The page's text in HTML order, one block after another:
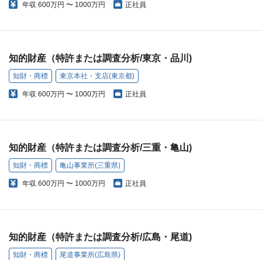
年収 600万円 〜 1000万円 正社員
知的財産（特許または調査分析/東京・品川)
知財・商標 東京本社・支店(東京都)
年収 600万円 〜 1000万円 正社員
知的財産（特許または調査分析/三重・亀山)
知財・商標 亀山事業所(三重県)
年収 600万円 〜 1000万円 正社員
知的財産（特許または調査分析/広島・尾道)
知財・商標 尾道事業所(広島県)